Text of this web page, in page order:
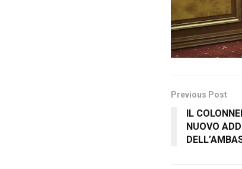
Previous Post
IL
NUOVO